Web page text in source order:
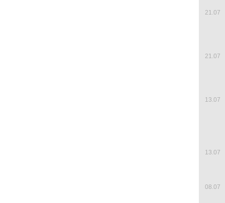
21.07
21.07
13.07
13.07
08.07